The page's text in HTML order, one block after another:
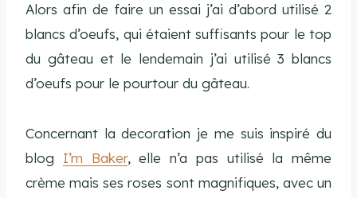
Alors afin de faire un essai j’ai d’abord utilisé 2
blancs d’oeufs, qui étaient suffisants pour le top
du gâteau et le lendemain j’ai utilisé 3 blancs
d’oeufs pour le pourtour du gâteau.
Concernant la decoration je me suis inspiré du
blog I’m Baker, elle n’a pas utilisé la même
crème mais ses roses sont magnifiques, avec un